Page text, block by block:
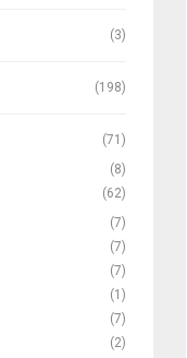
(3)
(198)
(71)
(8)
(62)
(7)
(7)
(7)
(1)
(7)
(2)